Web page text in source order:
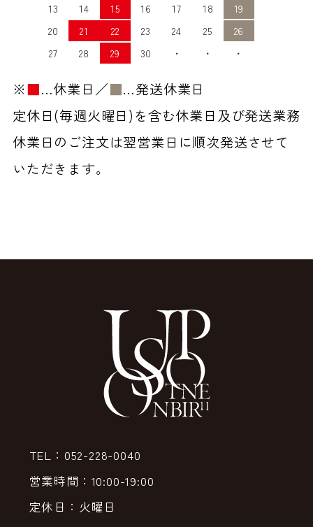
13
14 15 16 17 18
19
20
21 22 23 24 25
26
27
28 29 30 ・ ・ ・
※■…休業日／■…発送休業日
定休日(毎週火曜日)を含む休業日及び発送業務
休業日のご注文は翌営業日に順次発送させて
いただきます。
TEL：052-228-0040
営業時間：10:00-19:00
定休日：火曜日